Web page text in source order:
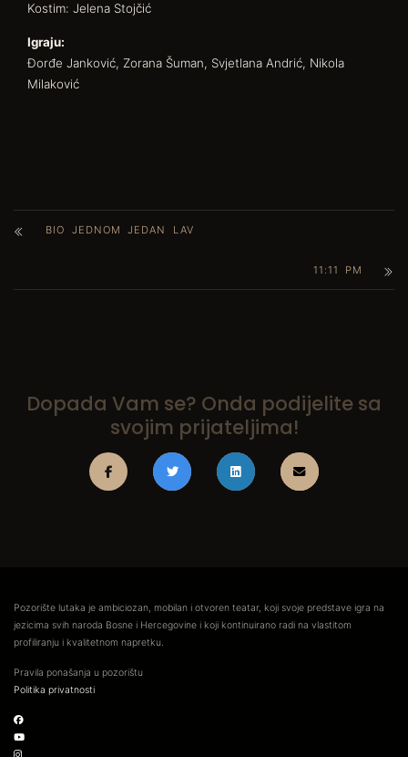
Kostim: Jelena Stojčić
Igraju:
Đorđe Janković, Zorana Šuman, Svjetlana Andrić, Nikola
Milaković
BIO JEDNOM JEDAN LAV
11:11 PM
Dopada Vam se? Onda podijelite sa
svojim prijateljima!
Pozorište lutaka je ambiciozan, mobilan i otvoren teatar, koji svoje predstave igra na
jezicima svih naroda Bosne i Hercegovine i koji kontinuirano radi na vlastitom
profiliranju i kvalitetnom napretku.
Pravila ponašanja u pozorištu
Politika privatnosti